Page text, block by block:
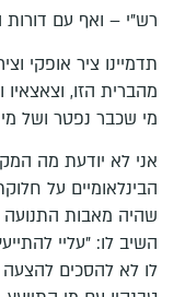
רש"י – ואף עם דורות
תדמיינו ציר אופקי
מהברית הזו,
מי שכבר נפטר ושל
אני לא יודעת מה
הבינלאומיים על
שהיה מאבות התנועה
השיב לו: "עליי
לו לא להסכים להצעה